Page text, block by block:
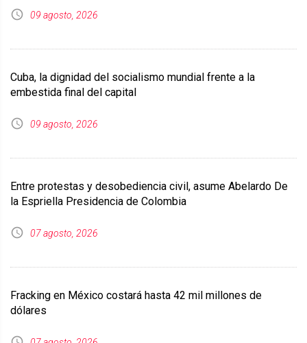
09 agosto, 2026
Cuba, la dignidad del socialismo mundial frente a la
embestida final del capital
09 agosto, 2026
Entre protestas y desobediencia civil, asume Abelardo De
la Espriella Presidencia de Colombia
07 agosto, 2026
Fracking en México costará hasta 42 mil millones de
dólares